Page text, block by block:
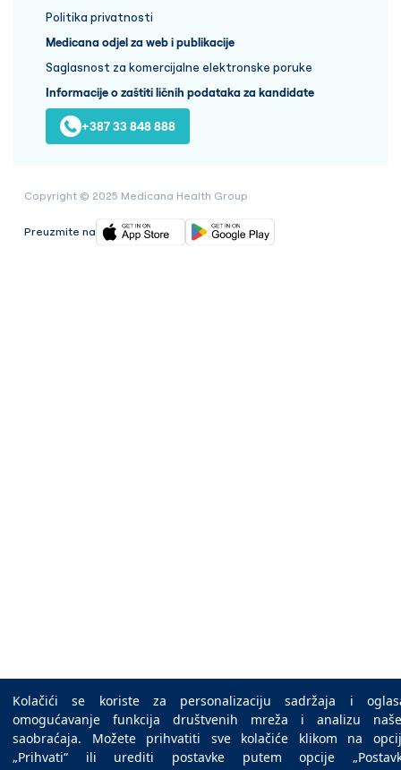
Kolačići se koriste za personalizaciju sadržaja i
omogućavanje funkcija društvenih mreža i analizu
saobraćaja. Možete prihvatiti sve kolačiće klikom na
„Prihvati“ ili urediti postavke putem opcije
Politika privatnosti
Medicana odjel za web i publikacije
Saglasnost za komercijalne elektronske poruke
Informacije o zaštiti ličnih podataka za kandidate
+387 33 848 888
Copyright © 2025 Medicana Health Group
Preuzmite na